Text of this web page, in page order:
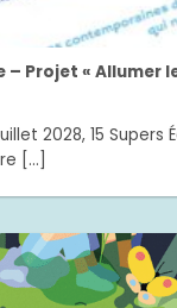
Projet « Allumer
2028, 15 Supers
[...]